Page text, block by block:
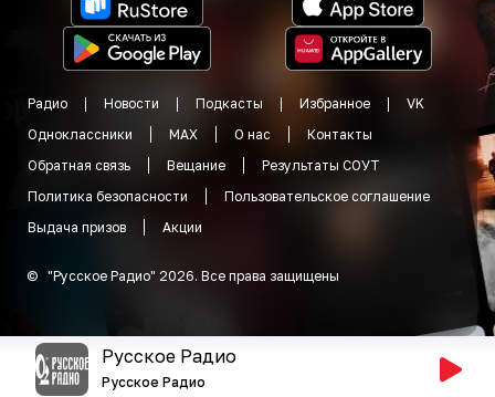
Радио Новости Подкасты Избранное
VK
Одноклассники
MAX О нас
Контакты
Обратная связь
Вещание
Результаты СОУТ
Политика безопасности
Пользовательское соглашение
Выдача призов
Акции
© "Русское Радио" 2026. Все права защищены
Русское Радио
Русское Радио